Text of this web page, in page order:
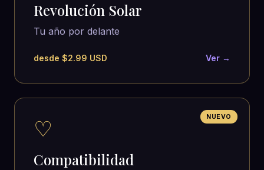
Revolución Solar
Tu año por delante
desde $2.99 USD Ver →
NUEVO
♡
Compatibilidad